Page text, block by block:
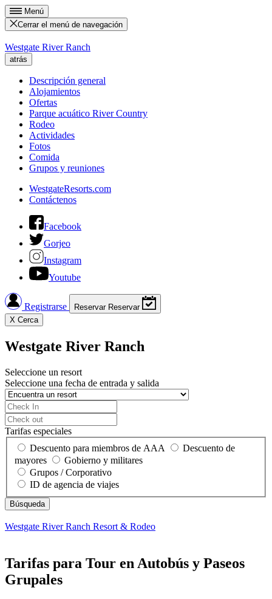
Menú
Cerrar el menú de navegación
Westgate River Ranch
atrás
Descripción general
Alojamientos
Ofertas
Parque acuático River Country
Rodeo
Actividades
Fotos
Comida
Grupos y reuniones
WestgateResorts.com
Contáctenos
Facebook
Gorjeo
Instagram
Youtube
Registrarse Reservar Reservar
X Cerca
Westgate River Ranch
Seleccione un resort
Seleccione una fecha de entrada y salida
Tarifas especiales
Descuento para miembros de AAA
Descuento de
mayores
Gobierno y militares
Grupos / Corporativo
ID de agencia de viajes
Westgate River Ranch Resort & Rodeo
Tarifas para Tour en Autobús y Paseos
Grupales